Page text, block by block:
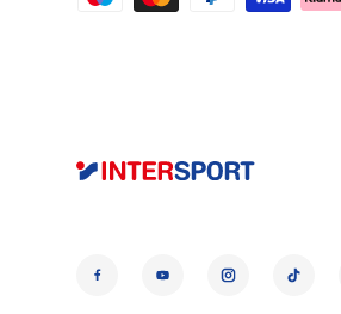
YouTubeInstagramTikTok